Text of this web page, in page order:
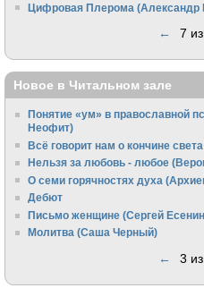
Цифровая Плерома (Александр
← 7
Новое в Читальном зале
Понятие «ум» в православной
Неофит)
Всё говорит нам о кончине
Нельзя за любовь - любое
О семи горячностях духа
Дебют
Письмо женщине (Сергей
Молитва (Саша Черный)
← 3